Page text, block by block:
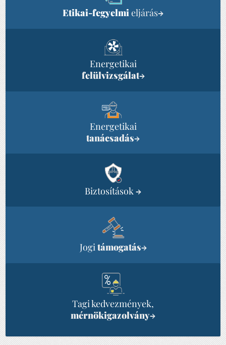
Etikai-fegyelmieljárás→
Energetikai
felülvizsgálat→
Energetikai
tanácsadás→
Biztosítások→
Jogitámogatás→
Tagi kedvezmények,
mérnökigazolvány→